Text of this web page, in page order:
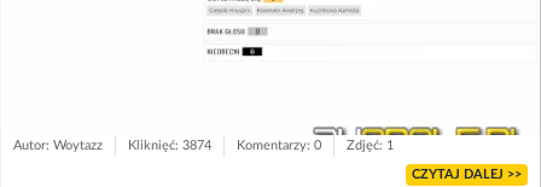
Autor: Woytazz Kliknięć: 3874 Komentarzy: 0 Zdjęć: 1
CZYTAJ DALEJ >>